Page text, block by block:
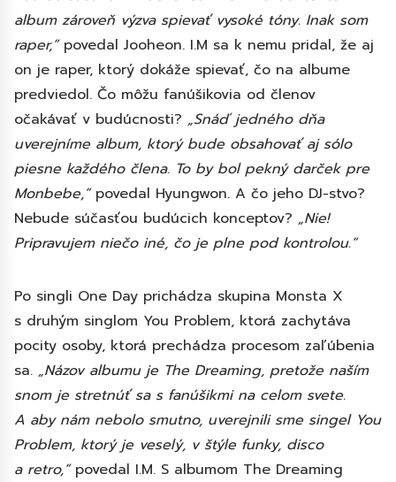
album zároveň výzva spievať vysoké tóny. Inak som
raper,“povedal Jooheon. I.M sa k nemu pridal, že aj
on je raper, ktorý dokáže spievať, čo na albume
predviedol. Čo môžu fanúšikovia od členov
očakávať v budúcnosti? „Snáď jedného dňa
uverejníme album, ktorý bude obsahovať aj sólo
piesne každého člena. To by bol pekný darček pre
Monbebe,“povedal Hyungwon. A čo jeho DJ-stvo?
Nebude súčasťou budúcich konceptov? „Nie!
Pripravujem niečo iné, čo je plne pod kontrolou.“
Po singli One Day prichádza skupina Monsta X
s druhým singlom You Problem, ktorá zachytáva
pocity osoby, ktorá prechádza procesom zaľúbenia
sa. „Názov albumu je The Dreaming, pretože naším
snom je stretnúť sa s fanúšikmi na celom svete.
A aby nám nebolo smutno, uverejnili sme singel You
Problem, ktorý je veselý, v štýle funky, disco
a retro,“povedal I.M. S albumom The Dreaming